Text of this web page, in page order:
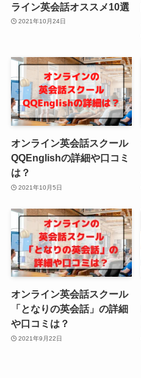
ライン英会話オススメ10選
2021年10月24日
オンライン英会話スクール
QQEnglishの詳細や口コミ
は？
2021年10月5日
オンライン英会話スクール
「となりの英会話」の詳細
や口コミは？
2021年9月22日